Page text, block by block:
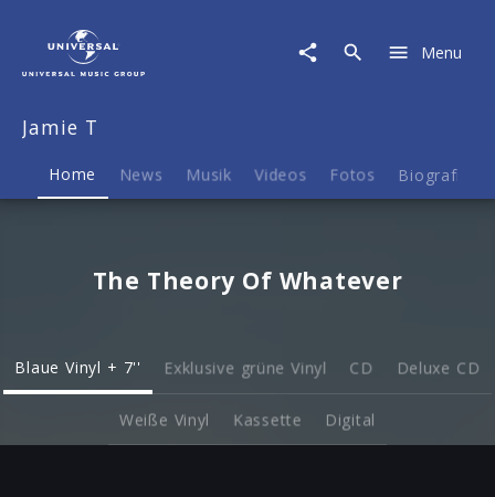
Musik
Merch
Menu
Jamie T
Home News Musik Videos Fotos Biografie
The Theory Of Whatever
Blaue Vinyl + 7'' Exklusive grüne Vinyl CD Deluxe CD
Weiße Vinyl Kassette Digital